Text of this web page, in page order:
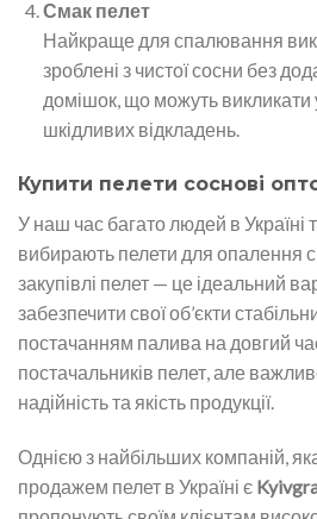
Смак пелет
Найкраще для спалювання
зроблені з чистої сосни без
домішок, що можуть викликати
шкідливих відкладень.
Купити пелети соснові
У наш час багато людей в Україні
вибирають пелети для опалення
закупівлі пелет — це ідеальний
забезпечити свої об’єкти
постачанням палива на довгий
постачальників пелет, але
надійність та якість продукції.
Однією з найбільших компаній,
продажем пелет в Україні є